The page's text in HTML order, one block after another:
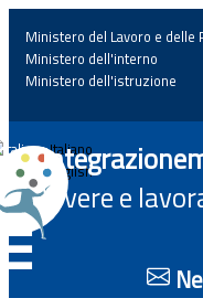
Home
News
Ministero del Lavoro e delle
Ministero dell'interno
Ministero dell'istruzione
Italiano
English
Vivere e